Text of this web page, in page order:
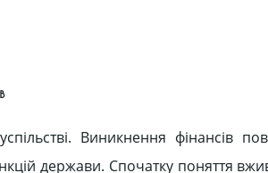
Виникнення фінансів
держави. Спочатку поняття